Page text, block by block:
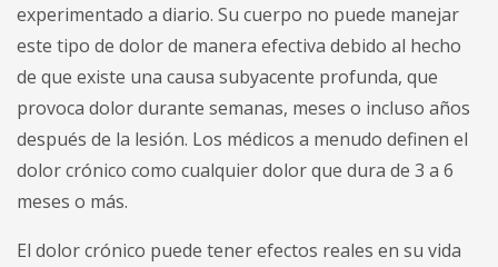
experimentado a diario. Su cuerpo no puede manejar
este tipo de dolor de manera efectiva debido al hecho
de que existe una causa subyacente profunda, que
provoca dolor durante semanas, meses o incluso años
después de la lesión. Los médicos a menudo definen el
dolor crónico como cualquier dolor que dura de 3 a 6
meses o más.
El dolor crónico puede tener efectos reales en su vida